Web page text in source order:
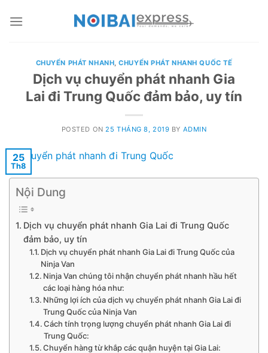
CHUYỂN PHÁT NHANH,CHUYỂN PHÁT NHANH QUỐC TẾ
Dịch vụ chuyển phát nhanh Gia
Lai đi Trung Quốc đảm bảo, uy tín
POSTED ON 25 THÁNG 8, 2019 BY ADMIN
25
Th8
Nội Dung
Dịch vụ chuyển phát nhanh Gia Lai đi Trung Quốc
đảm bảo, uy tín
Dịch vụ chuyển phát nhanh Gia Lai đi Trung Quốc của
Ninja Van
Ninja Van chúng tôi nhận chuyển phát nhanh hầu hết
các loại hàng hóa như:
Những lợi ích của dịch vụ chuyển phát nhanh Gia Lai đi
Trung Quốc của Ninja Van
Cách tính trọng lượng chuyển phát nhanh Gia Lai đi
Trung Quốc:
Chuyển hàng từ khắp các quận huyện tại Gia Lai: